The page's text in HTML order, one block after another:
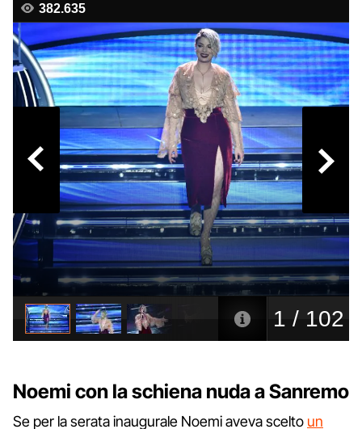
Noemi con la schiena nuda a Sanremo
Se per la serata inaugurale Noemi aveva scelto un